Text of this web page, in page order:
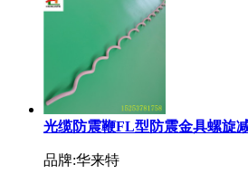
光缆防震鞭FL型防震金具螺旋
品牌:华来特